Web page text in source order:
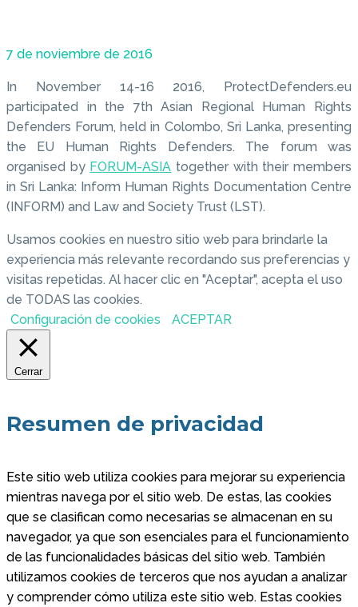
7 de noviembre de 2016
In November 14-16 2016, ProtectDefenders.eu
participated in the 7th Asian Regional Human Rights
Defenders Forum, held in Colombo, Sri Lanka, presenting
the EU Human Rights Defenders. The forum was
organised by FORUM-ASIA together with their members
in Sri Lanka: Inform Human Rights Documentation Centre
(INFORM) and Law and Society Trust (LST).
Usamos cookies en nuestro sitio web para brindarle la
experiencia más relevante recordando sus preferencias y
visitas repetidas. Al hacer clic en "Aceptar", acepta el uso
de TODAS las cookies.
Configuración de cookies
ACEPTAR
Cerrar
Resumen de privacidad
Este sitio web utiliza cookies para mejorar su experiencia
mientras navega por el sitio web. De estas, las cookies
que se clasifican como necesarias se almacenan en su
navegador, ya que son esenciales para el funcionamiento
de las funcionalidades básicas del sitio web. También
utilizamos cookies de terceros que nos ayudan a analizar
y comprender cómo utiliza este sitio web. Estas cookies